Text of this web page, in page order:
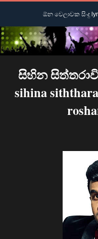
සිහින
sihina
ඕන වෙලාවක සිංදු